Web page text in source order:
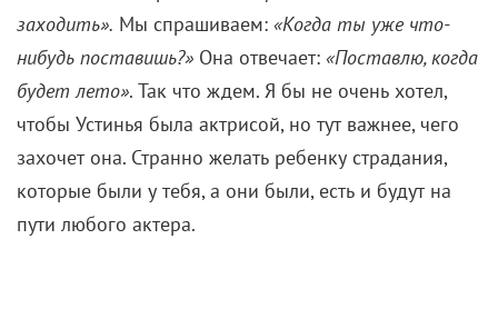
чтобы Устинья была актрисой, но тут важнее, чего
захочет она. Странно желать ребенку страдания,
которые были у тебя, а они были, есть и будут на
пути любого актера.